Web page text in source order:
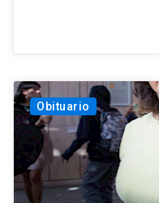
Obituario